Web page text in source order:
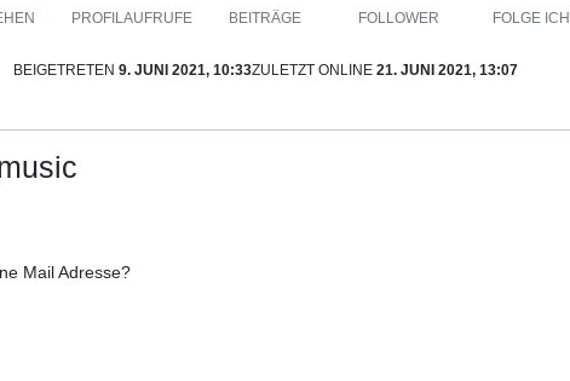
PROFILAUFRUFE BEITRÄGE FOLLOWER FOLGE ICH
BEIGETRETEN 9. JUNI 2021, 10:33ZULETZT ONLINE 21. JUNI 2021, 13:07
Mail Adresse?